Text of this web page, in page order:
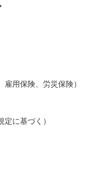
用保険、労災保険）
に基づく）